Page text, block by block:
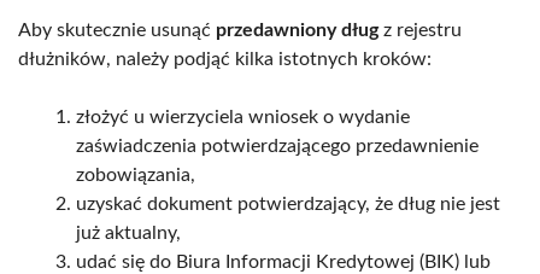
Aby skutecznie usunąć przedawniony długz rejestru
dłużników, należy podjąć kilka istotnych kroków:
złożyć u wierzyciela wniosek o wydanie
zaświadczenia potwierdzającego przedawnienie
zobowiązania,
uzyskać dokument potwierdzający, że dług nie jest
już aktualny,
udać się do Biura Informacji Kredytowej (BIK) lub